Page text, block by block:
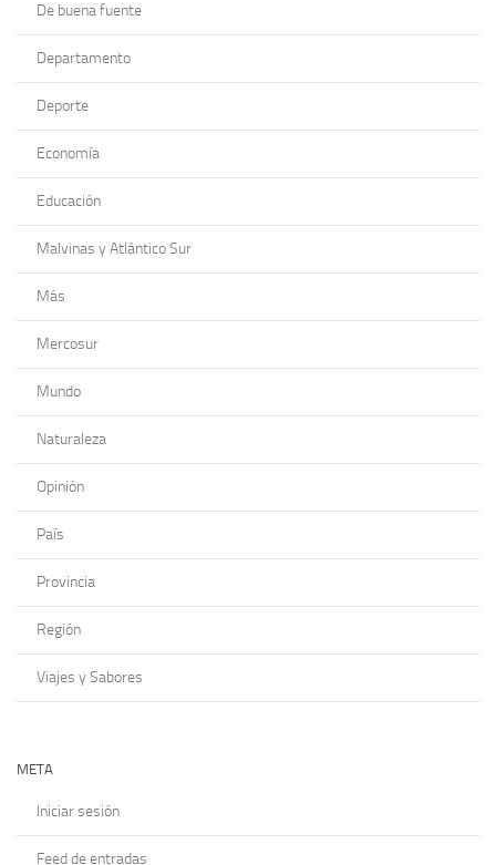
De buena fuente
Departamento
Deporte
Economía
Educación
Malvinas y Atlántico Sur
Más
Mercosur
Mundo
Naturaleza
Opinión
País
Provincia
Región
Viajes y Sabores
META
Iniciar sesión
Feed de entradas